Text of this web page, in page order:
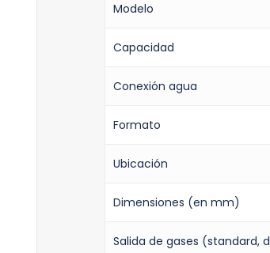
Modelo
Capacidad
Conexión agua
Formato
Ubicación
Dimensiones (en mm)
Salida de gases (standard,